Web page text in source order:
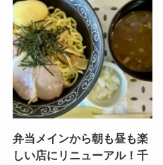
弁当メインから朝も昼も楽
しい店にリニューアル！千